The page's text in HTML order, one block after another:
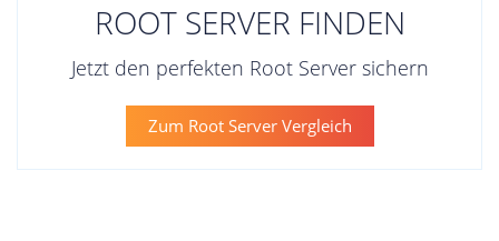
ROOT SERVER FINDEN
Jetzt den perfekten Root Server sichern
Zum Root Server Vergleich